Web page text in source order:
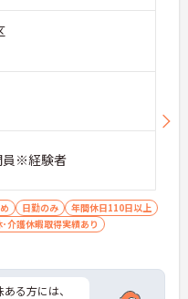
員※経験者
日勤のみ
年間休日110日以上
介護休暇取得実績あり
る方には、